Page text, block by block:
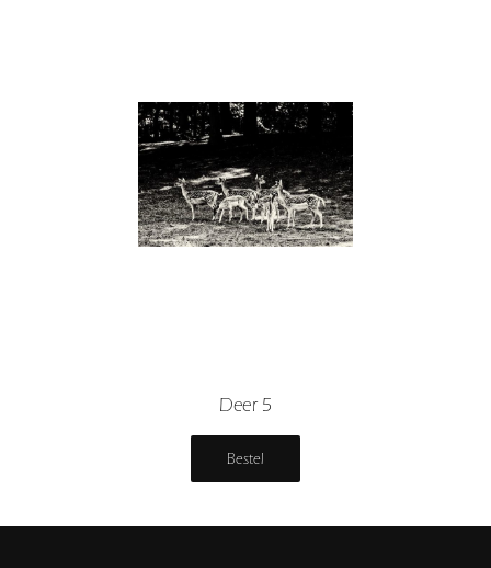
Deer 5
Bestel